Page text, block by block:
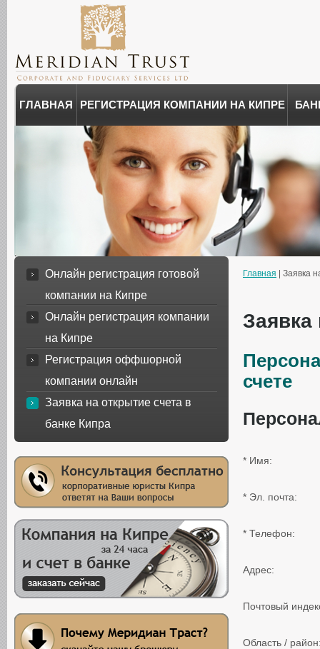
ГЛАВНАЯ РЕГИСТРАЦИЯ КОМПАНИИ НА КИПРЕ
Онлайн регистрация готовой
компании на Кипре
Онлайн регистрация компании
на Кипре
Регистрация оффшорной
компании онлайн
Заявка на открытие счета в
банке Кипра
Главная | Заявка
Заявка
счете
* Имя:
* Эл. почта:
* Телефон:
Адрес:
Почтовый
Область /